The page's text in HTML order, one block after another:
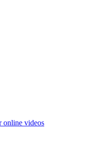
online videos